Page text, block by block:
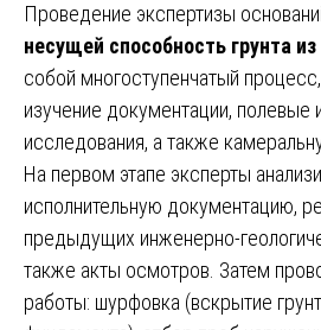
Проведение экспертизы
несущей способность грунта из
собой многоступенчатый
изучение документации, полевые
исследования, а также
На первом этапе эксперты
исполнительную документацию,
предыдущих инженерно-
также акты осмотров. Затем
работы: шурфовка (вскрытие